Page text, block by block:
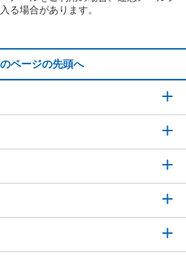
る場合があります。
ページの先頭へ